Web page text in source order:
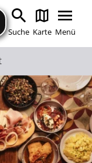
springen
springen
springen
Suche Karte Menü